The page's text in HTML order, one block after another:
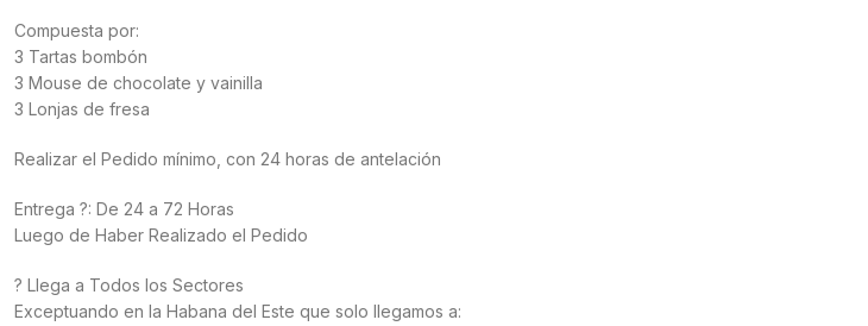
Compuesta por:
3 Tartas bombón
3 Mouse de chocolate y vainilla
3 Lonjas de fresa
Realizar el Pedido mínimo, con 24 horas de antelación
Entrega ?: De 24 a 72 Horas
Luego de Haber Realizado el Pedido
? Llega a Todos los Sectores
Exceptuando en la Habana del Este que solo llegamos a: